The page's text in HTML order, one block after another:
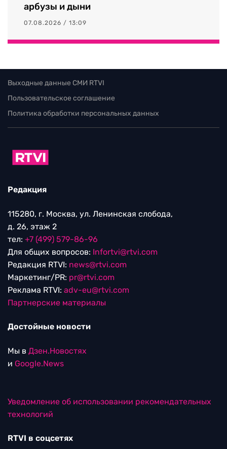
арбузы и дыни
07.08.2026 / 13:09
Выходные данные СМИ RTVI
Пользовательское соглашение
Политика обработки персональных данных
Редакция
115280, г. Москва, ул. Ленинская слобода,
д. 26, этаж 2
тел: +7 (499) 579-86-96
Для общих вопросов: Infortvi@rtvi.com
Редакция RTVI: news@rtvi.com
Маркетинг/PR: pr@rtvi.com
Реклама RTVI: adv-eu@rtvi.com
Партнерские материалы
Достойные новости
Мы в Дзен.Новостях
и Google.News
Уведомление об использовании рекомендательных
технологий
RTVI в соцсетях